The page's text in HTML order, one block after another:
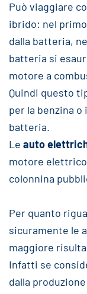
Può viaggiare
ibrido: nel
dalla batteria,
batteria si
motore a
Quindi questo
per la benzina
batteria.
Le auto
motore
colonnina
Per quanto
sicuramente le
maggiore
Infatti se
dalla